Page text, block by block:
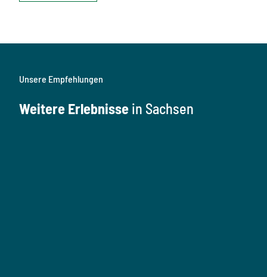
Unsere Empfehlungen
Weitere Erlebnisse in Sachsen